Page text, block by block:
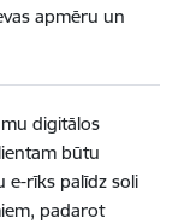
apmēru un
digitālos
būtu
e-rīks palīdz soli
padarot